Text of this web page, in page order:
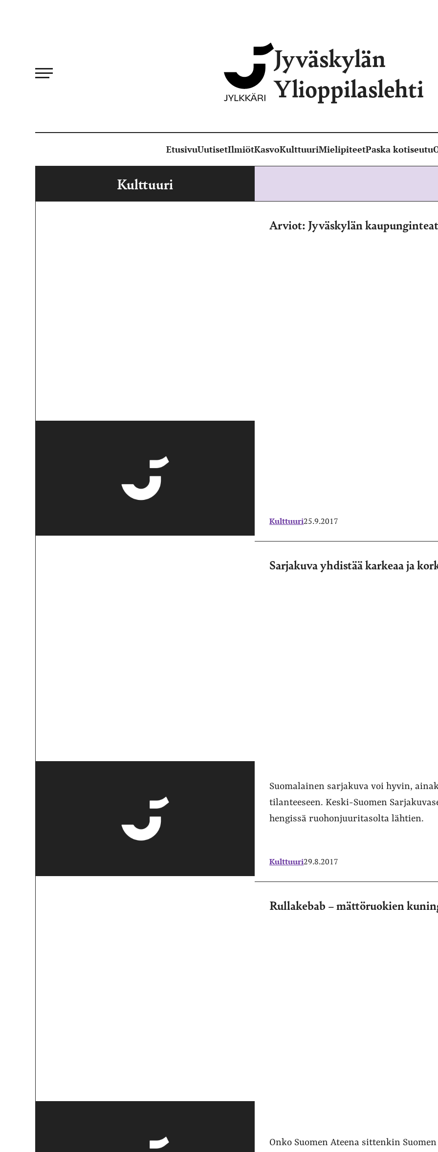
Jyväskylän
Ylioppilaslehti
EtusivuUutisetIlmiötKasvoKulttuuriMielipiteetPaska kotiseutu
Kulttuuri
Arviot: Jyväskylän
Kulttuuri25.9.2017
Sarjakuva yhdistää karkeaa ja
Suomalainen sarjakuva voi hyvin,
tilanteeseen. Keski-Suomen
hengissä ruohonjuuritasolta lähtien.
Kulttuuri29.8.2017
Rullakebab – mättöruokien
Onko Suomen Ateena sittenkin